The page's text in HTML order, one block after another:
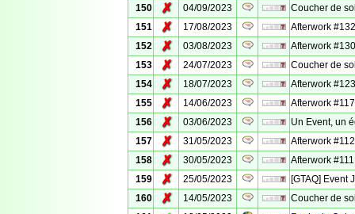
150
✗ 04/09/2023
Coucher de
151
✗ 17/08/2023
Afterwork
152
✗ 03/08/2023
Afterwork
153
✗ 24/07/2023
Coucher de
154
✗ 18/07/2023
Afterwork
155
✗ 14/06/2023
Afterwork
156
✗ 03/06/2023
Un Event, un
157
✗ 31/05/2023
Afterwork
158
✗ 30/05/2023
Afterwork
159
✗ 25/05/2023
[GTAQ] Event
160
✗ 14/05/2023
Coucher de